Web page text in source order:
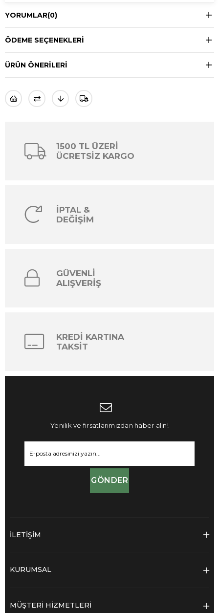
YORUMLAR(0)
ÖDEME SEÇENEKLERI
ÜRÜN ÖNERILERI
1500 TL ÜZERİ
ÜCRETSİZ KARGO
İPTAL &
DEĞİŞİM
GÜVENLİ
ALIŞVERİŞ
KREDİ KARTINA
TAKSİT
Yenilik ve fırsatlarımızdan haber alın!
GÖNDER
İLETİŞİM
KURUMSAL
MÜŞTERİ HİZMETLERİ